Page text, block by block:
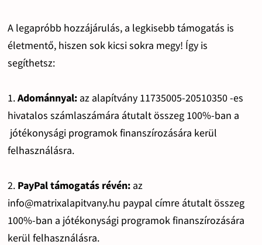
A legapróbb hozzájárulás, a legkisebb támogatás is
életmentő, hiszen sok kicsi sokra megy! Így is
segíthetsz:
1.Adománnyal: az alapítvány 11735005-20510350 -es
hivatalos számlaszámára átutalt összeg 100%-ban a
jótékonysági programok finanszírozására kerül
felhasználásra.
2. PayPal támogatás révén: az
info@matrixalapitvany.hu paypal címre átutalt összeg
100%-ban a jótékonysági programok finanszírozására
kerül felhasználásra.